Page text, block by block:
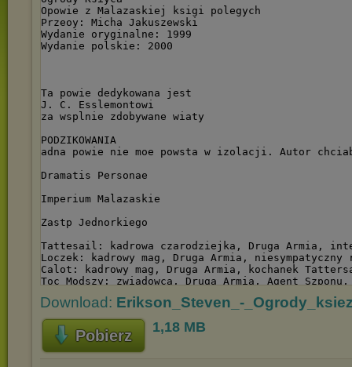
Download: Erikson_Steven_-
Pobierz 1,18 MB